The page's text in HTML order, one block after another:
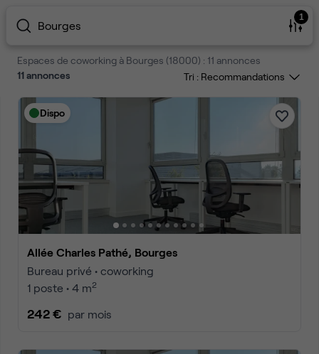
Bourges
1
Espaces de coworking à Bourges (18000) : 11 annonces
11annonces Tri :
Dispo
Allée Charles Pathé, Bourges
Bureau privé • coworking
1 poste • 4 m2
242 € par mois